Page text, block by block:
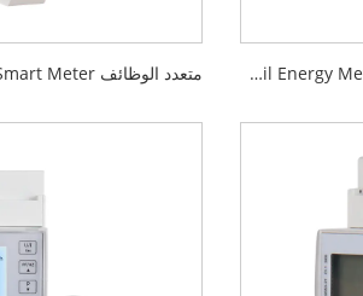
LCD عرض Multi-Function DIN Rail Energy Meter Smart Meter